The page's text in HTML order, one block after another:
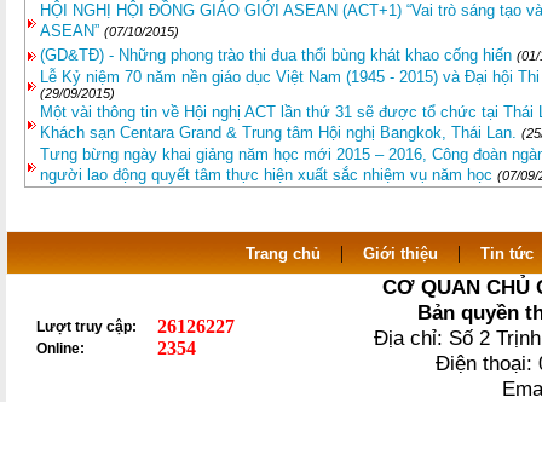
HỘI NGHỊ HỘI ĐỒNG GIÁO GIỚI ASEAN (ACT+1) “Vai trò sáng tạo
ASEAN” (07/10/2015)
(GD&TĐ) - Những phong trào thi đua thổi bùng khát khao cống hiến (01/
Lễ Kỷ niệm 70 năm nền giáo dục Việt Nam (1945 - 2015) và Đại hội
(29/09/2015)
Một vài thông tin về Hội nghị ACT lần thứ 31 sẽ được tổ chức tại Thái
Khách sạn Centara Grand & Trung tâm Hội nghị Bangkok, Thái Lan.
Tưng bừng ngày khai giảng năm học mới 2015 – 2016, Công đoàn
người lao động quyết tâm thực hiện xuất sắc nhiệm vụ năm học (07/09/
Trang chủ | Giới thiệu | Tin tức
Lượt truy cập: 26126227
Online: 2354
CƠ QUAN CHỦ
Bản quyền
Địa chỉ: Số 2
Điện